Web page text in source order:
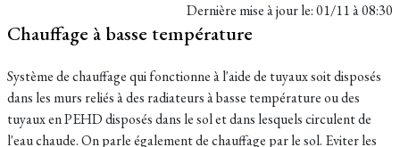
Dernière mise à jour le:01/11 à 08:30
Chauffage à basse température
Système de chauffage qui fonctionne à l'aide de tuyaux soit disposés
dans les murs reliés à des radiateurs à basse température ou des
tuyaux en PEHD disposés dans le sol et dans lesquels circulent de
l'eau chaude. On parle également de chauffage par le sol. Eviter les